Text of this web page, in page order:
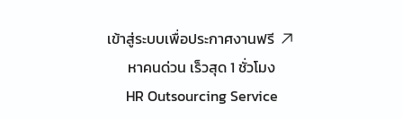
เข้าสู่ระบบเพื่อประกาศงานฟรี
หาคนด่วน เร็วสุด 1 ชั่วโมง
HR Outsourcing Service